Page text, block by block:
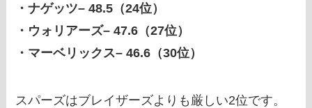
・ナゲッツ– 48.5（24位）
・ウォリアーズ– 47.6（27位）
・マーベリックス– 46.6（30位）
スパーズはブレイザーズよりも厳しい2位です。